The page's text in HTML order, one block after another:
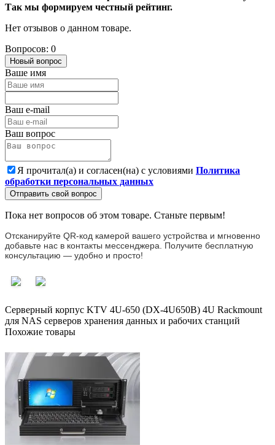
Так мы формируем честный рейтинг.
Нет отзывов о данном товаре.
Вопросов: 0
Новый вопрос
Ваше имя
Ваш e-mail
Ваш вопрос
Я прочитал(а) и согласен(на) с условиями Политика
обработки персональных данных
Отправить свой вопрос
Пока нет вопросов об этом товаре. Станьте первым!
Отсканируйте QR-код камерой вашего устройства и мгновенно
добавьте нас в контакты мессенджера. Получите бесплатную
консультацию — удобно и просто!
Серверный корпус KTV 4U-650 (DX-4U650B) 4U Rackmount
для NAS серверов хранения данных и рабочих станций
Похожие товары